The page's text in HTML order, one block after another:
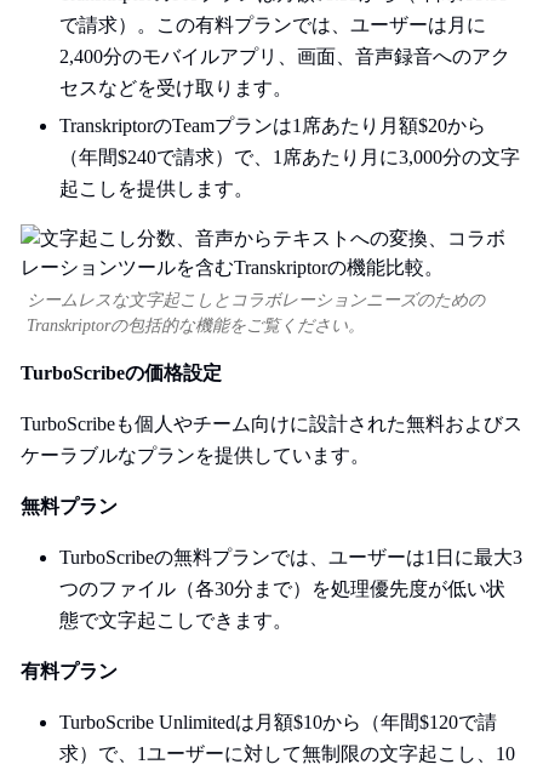
で請求）。この有料プランでは、ユーザーは月に
2,400分のモバイルアプリ、画面、音声録音へのアク
セスなどを受け取ります。
TranskriptorのTeamプランは1席あたり月額$20から
（年間$240で請求）で、1席あたり月に3,000分の文字
起こしを提供します。
シームレスな文字起こしとコラボレーションニーズのための
Transkriptorの包括的な機能をご覧ください。
TurboScribeの価格設定
TurboScribeも個人やチーム向けに設計された無料およびス
ケーラブルなプランを提供しています。
無料プラン
TurboScribeの無料プランでは、ユーザーは1日に最大3
つのファイル（各30分まで）を処理優先度が低い状
態で文字起こしできます。
有料プラン
TurboScribe Unlimitedは月額$10から（年間$120で請
求）で、1ユーザーに対して無制限の文字起こし、10